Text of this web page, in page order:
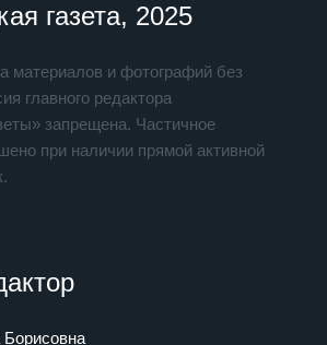
газета, 2025
материалов и фотографий без
главного редактора
запрещена. Частичное
при наличии прямой активной